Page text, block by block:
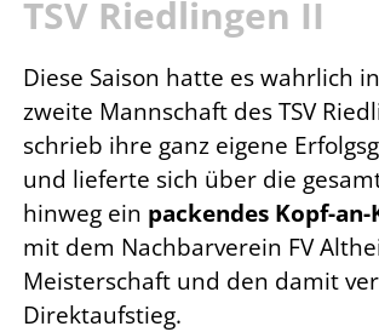
TSV Riedlingen II
Diese Saison hatte es wahrlich
zweite Mannschaft des TSV
schrieb ihre ganz eigene
und lieferte sich über die
hinweg ein packendes Kopf-an-
mit dem Nachbarverein FV
Meisterschaft und den damit
Direktaufstieg.